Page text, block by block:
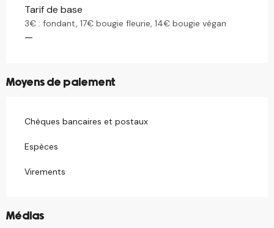
Tarifs 2026
Tarif de base
3€ : fondant, 17€ bougie fleurie, 14€ bougie végan
—
Moyens de paiement
Chèques bancaires et postaux
Espèces
Virements
Médias
©
©